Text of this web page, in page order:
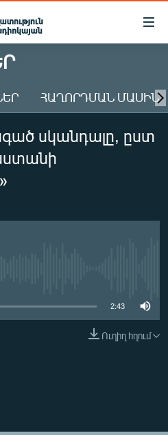
ՀԱՂՈՐԴՄԱՆ ՄԱՍԻՆ
սկանդալը, ըստ
2:43
Ուղիղ հղում